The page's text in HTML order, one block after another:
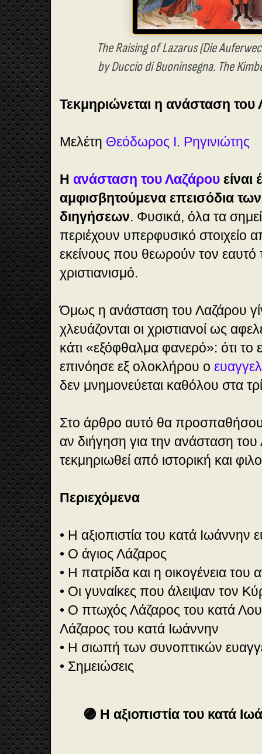
The Raising of Lazarus (Die
by Duccio di Buoninsegna. The
Τεκμηριώνεται η ανάσταση του
Μελέτη Θεόδωρος Ι. Ρηγινιώτης
Η ανάσταση του Λαζάρου
αμφισβητούμενα επεισόδια
διηγήσεων. Φυσικά, όλα τα
περιέχουν υπερφυσικό στοιχείο
εκείνους που θεωρούν τον εαυτό
χριστιανισμό.
Όμως η ανάσταση του Λαζάρου
χλευάζονται οι χριστιανοί ως
κάτι «εξόφθαλμα φανερό»: ότι το
επινόησε εξ ολοκλήρου ο
δεν μνημονεύεται καθόλου στα
Στο άρθρο αυτό θα
αν διήγηση για την ανάσταση
τεκμηριωθεί από ιστορική και
Περιεχόμενα
• Η αξιοπιστία του κατά Ιωάννην
• Ο άγιος Λάζαρος
• Η πατρίδα και η οικογένεια του
• Οι γυναίκες που άλειψαν τον
• Ο πτωχός Λάζαρος του κατά
Λάζαρος του κατά Ιωάννην
• Η σιωπή των συνοπτικών
• Σημειώσεις
🟣 Η αξιοπιστία του κατά